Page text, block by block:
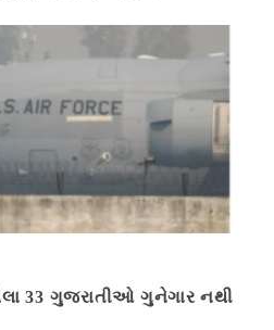
33 ગુજરાતીઓ ગુનેગાર નથી